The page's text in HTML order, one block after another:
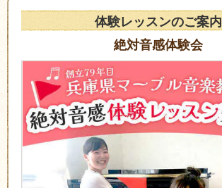
体験レッスンのご案内
絶対音感体験会